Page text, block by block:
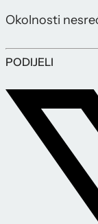
Okolnosti
PODIJELI